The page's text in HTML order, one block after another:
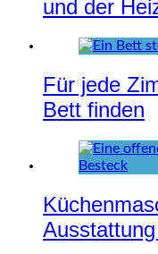
und der
Für jede
Bett finden